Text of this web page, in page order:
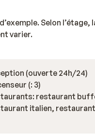
Selon l’étage,
varier.
(ouverte 24h/24)
(: 3)
restaurant
italien,